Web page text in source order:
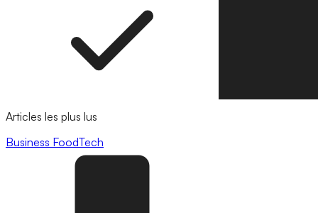
Articles les plus lus
Business FoodTech